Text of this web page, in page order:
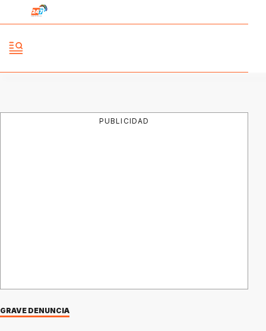
PUBLICIDAD
GRAVE DENUNCIA